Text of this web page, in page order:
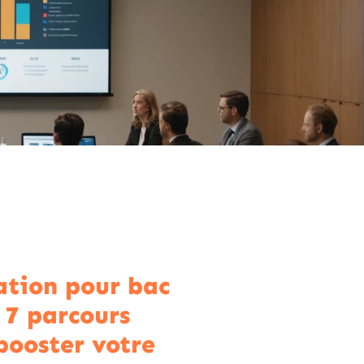
pour bac
7 parcours
votre